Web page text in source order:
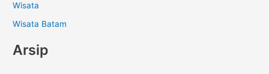
Wisata
Wisata Batam
Arsip